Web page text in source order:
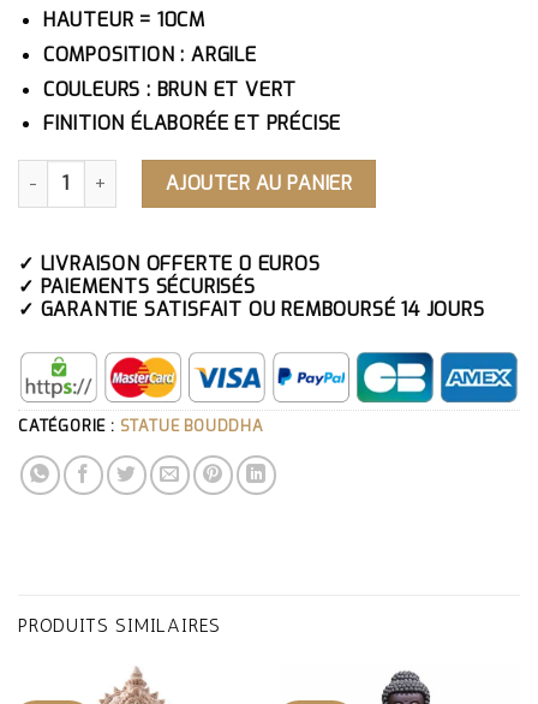
HAUTEUR = 10CM
COMPOSITION : ARGILE
COULEURS : BRUN ET VERT
FINITION ÉLABORÉE ET PRÉCISE
QUANTITÉ DE STATUE BOUDDHA MINI BUDHU
AJOUTER AU PANIER
✓ LIVRAISON OFFERTE 0 EUROS
✓ PAIEMENTS SÉCURISÉS
✓ GARANTIE SATISFAIT OU REMBOURSÉ 14 JOURS
CATÉGORIE : STATUE BOUDDHA
PRODUITS SIMILAIRES